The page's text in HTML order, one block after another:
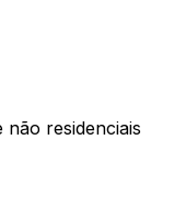
não residenciais